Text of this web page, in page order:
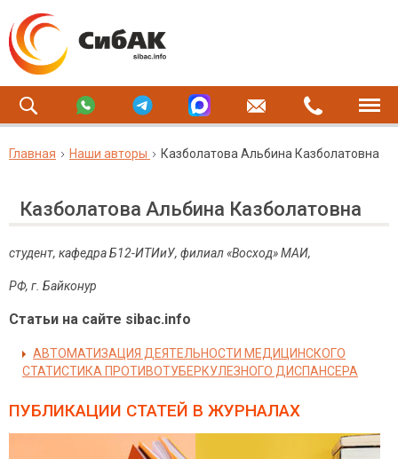
Главная Наши авторы Казболатова Альбина Казболатовна
Казболатова Альбина Казболатовна
студент, кафедра Б12-ИТИиУ, филиал «Восход» МАИ,
РФ, г. Байконур
Статьи на сайте sibac.info
АВТОМАТИЗАЦИЯ ДЕЯТЕЛЬНОСТИ МЕДИЦИНСКОГО
СТАТИСТИКА ПРОТИВОТУБЕРКУЛЕЗНОГО ДИСПАНСЕРА
ПУБЛИКАЦИИ СТАТЕЙ В ЖУРНАЛАХ